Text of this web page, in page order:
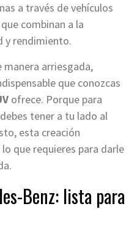
a través de vehículos
combinan a la
y rendimiento.
manera arriesgada,
que conozcas
ofrece. Porque para
tener a tu lado al
esta creación
que requieres para darle
Benz: lista para